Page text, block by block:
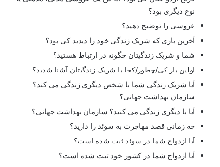
نوع دیگری بود؟
عروسی را توضیح دهید؟
آخرین باری که شریک زندگی خود را دیدید کی بود؟
شما و شریک زندگیتان چگونه در ارتباط هستید؟
اولین بار کی/چطور/کجا با شریک زندگیتان آشنا شدید؟
آیا شریک زندگی شما با شخص دیگری زندگی می کند؟
سازمان بهداشت جهانی؟
آیا با دیگری زندگی می کنید؟ سازمان بهداشت جهانی؟
چه زمانی قصد مهاجرت به سوئد را دارید؟
آیا ازدواج شما در سوئد ثبت شده است؟
آیا ازدواج شما در کشور خود ثبت شده است؟